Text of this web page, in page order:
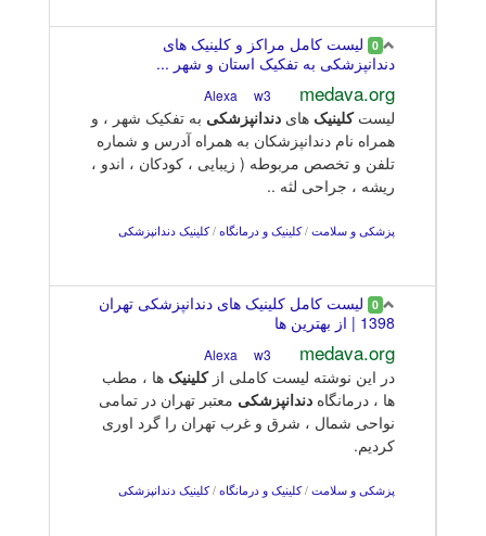
0 لیست کامل مراکز و کلینیک های
دندانپزشکی به تفکیک استان و شهر ...
medava.org
w3
لیستکلینیک های دندانپزشکی به تفکیک شهر ، و
همراه نام دندانپزشکان به همراه آدرس و شماره
تلفن و تخصص مربوطه ( زیبایی ، کودکان ، اندو ،
ریشه ، جراحی لثه ..
پزشکی و سلامت /کلینیک و درمانگاه /کلینیک دندانپزشکی
0 لیست کامل کلینیک های دندانپزشکی تهران
1398 | از بهترین ها
medava.org
w3
در این نوشته لیست کاملی ازکلینیک ها ، مطب
ها ، درمانگاه دندانپزشکی معتبر تهران در تمامی
نواحی شمال ، شرق و غرب تهران را گرد اوری
کردیم.
پزشکی و سلامت /کلینیک و درمانگاه /کلینیک دندانپزشکی